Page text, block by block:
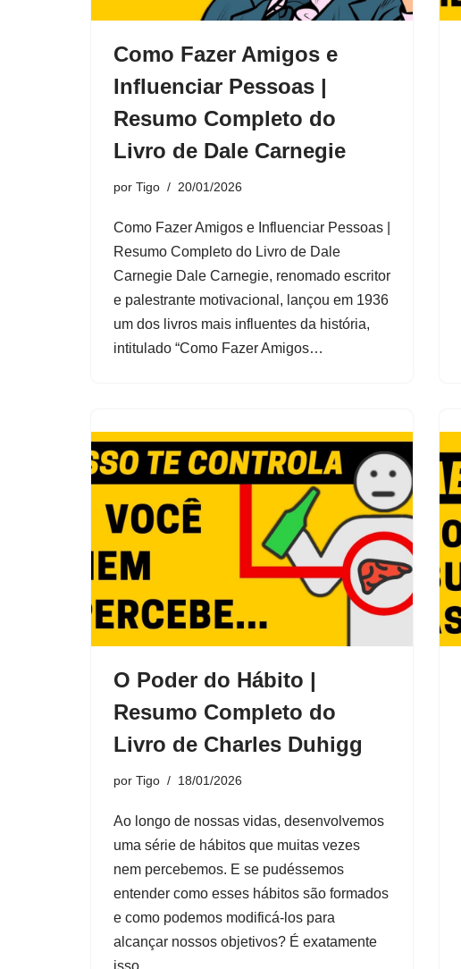
Como Fazer Amigos e
Influenciar Pessoas |
Resumo Completo do
Livro de Dale Carnegie
por Tigo 20/01/2026
Como Fazer Amigos e Influenciar Pessoas |
Resumo Completo do Livro de Dale
Carnegie Dale Carnegie, renomado escritor
e palestrante motivacional, lançou em 1936
um dos livros mais influentes da história,
intitulado “Como Fazer Amigos…
O Poder do Hábito |
Resumo Completo do
Livro de Charles Duhigg
por Tigo 18/01/2026
Ao longo de nossas vidas, desenvolvemos
uma série de hábitos que muitas vezes
nem percebemos. E se pudéssemos
entender como esses hábitos são formados
e como podemos modificá-los para
alcançar nossos objetivos? É exatamente